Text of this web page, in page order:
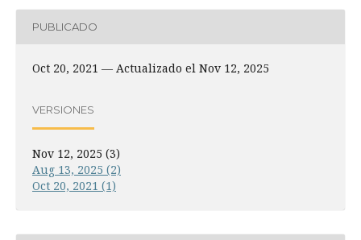
PUBLICADO
Oct 20, 2021 — Actualizado el Nov 12, 2025
VERSIONES
Nov 12, 2025 (3)
Aug 13, 2025 (2)
Oct 20, 2021 (1)